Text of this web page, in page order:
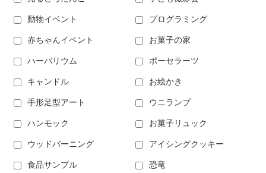
動物イベント プログラミング
赤ちゃんイベント お菓子の家
ハーバリウム ポーセラーツ
キャンドル お絵かき
手形足型アート ウニランプ
ハンモック お菓子リュック
ウッドバーニング アイシングクッキー
食品サンプル 恐竜